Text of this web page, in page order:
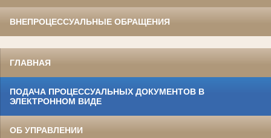
ВНЕПРОЦЕССУАЛЬНЫЕ ОБРАЩЕНИЯ
ГЛАВНАЯ
ПОДАЧА ПРОЦЕССУАЛЬНЫХ ДОКУМЕНТОВ В
ЭЛЕКТРОННОМ ВИДЕ
ОБ УПРАВЛЕНИИ